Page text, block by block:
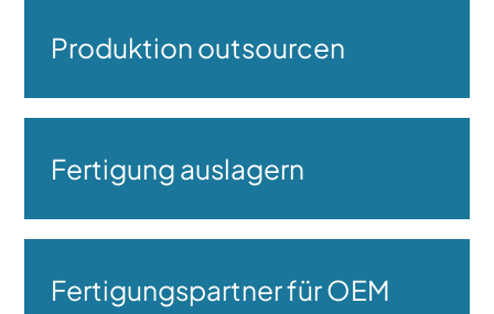
Produktion outsourcen
Fertigung auslagern
Fertigungspartner für OEM